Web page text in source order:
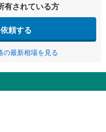
有されている方
頼する
の最新相場を見る